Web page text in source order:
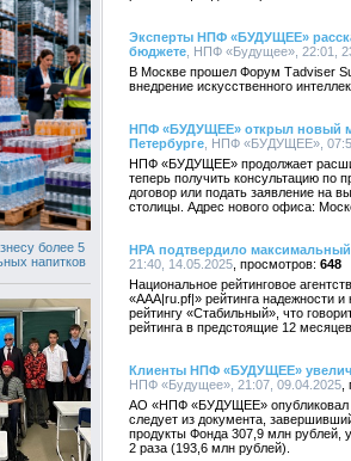
более 5
напитков
Эксперты НПФ «БУДУЩЕЕ»
бюджете , НПФ «Будущее», 22:01,
В Москве прошел Форум Tаdviser
внедрение искусственного
НПФ «БУДУЩЕЕ» открыл новый
Петербурге , НПФ «БУДУЩЕЕ»,
НПФ «БУДУЩЕЕ» продолжает
теперь получить консультацию по
договор или подать заявление на
столицы. Адрес нового офиса:
НРА подтвердило
21:40, 14.05.2025
648
Национальное рейтинговое
«AАА|ru.pf|» рейтинга надежности
рейтингу «Стабильный», что
рейтинга в предстоящие 12
Клиенты НПФ «БУДУЩЕЕ»
НПФ «Будущее», 21:07, 09.04.2025
АО «НПФ «БУДУЩЕЕ» опубликовал
следует из документа,
продукты Фонда 307,9 млн рублей,
2 раза (193,6 млн рублей).